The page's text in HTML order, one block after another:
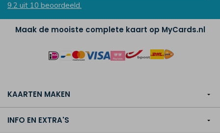
9.2 uit 10 beoordeeld.
Maak de mooiste complete kaart op MyCards.nl
KAARTEN MAKEN
INFO EN EXTRA'S